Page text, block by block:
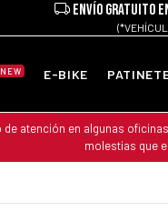
ENVÍO GRATUITO
NEW E-BIKE
atención en algunas
molestias que